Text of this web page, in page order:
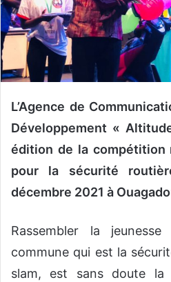
r
r
i
e
l
L’Agence de
Développement «
édition de la compétition
pour la sécurité
décembre 2021 à
Rassembler la
commune qui est la
slam, est sans doute